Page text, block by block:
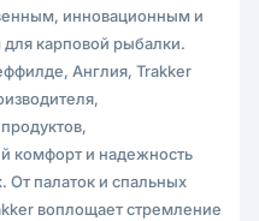
инновационным и
карповой рыбалки.
Англия, Trakker
комфорт и надежность
От палаток и спальных
воплощает стремление